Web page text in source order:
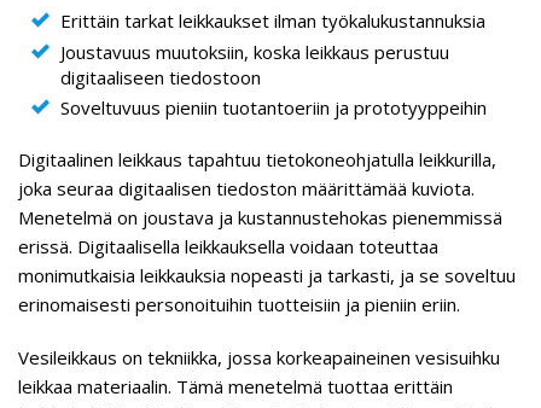
Erittäin tarkat leikkaukset ilman työkalukustannuksia
Joustavuus muutoksiin, koska leikkaus perustuu
digitaaliseen tiedostoon
Soveltuvuus pieniin tuotantoeriin ja prototyyppeihin
Digitaalinen leikkaus tapahtuu tietokoneohjatulla leikkurilla,
joka seuraa digitaalisen tiedoston määrittämää kuviota.
Menetelmä on joustava ja kustannustehokas pienemmissä
erissä. Digitaalisella leikkauksella voidaan toteuttaa
monimutkaisia leikkauksia nopeasti ja tarkasti, ja se soveltuu
erinomaisesti personoituihin tuotteisiin ja pieniin eriin.
Vesileikkaus on tekniikka, jossa korkeapaineinen vesisuihku
leikkaa materiaalin. Tämä menetelmä tuottaa erittäin